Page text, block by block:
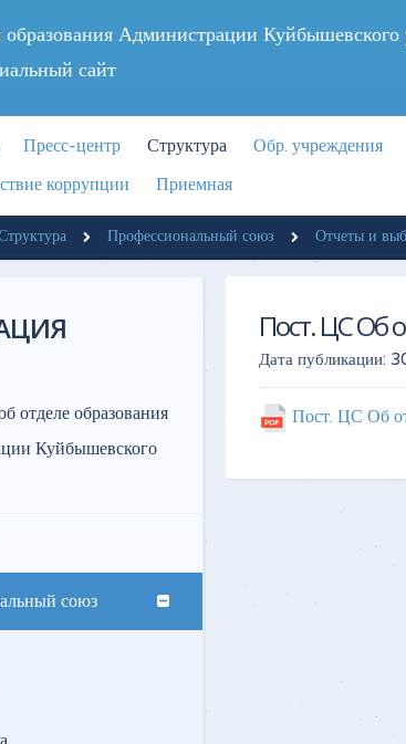
образования Администрации Куйбышевского
сайт
Пресс-центр Структура Обр. учреждения
коррупции
Приемная
Профессиональный союз Отчеты и
Пост. ЦС Об
Дата публикации:
Пост. ЦС Об
отделе образования
Куйбышевского
союз